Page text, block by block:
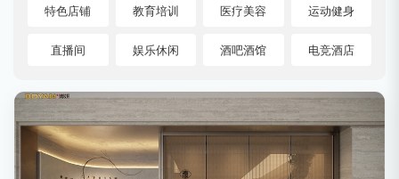
特色店铺 教育培训 医疗美容 运动健身
直播间 娱乐休闲 酒吧酒馆 电竞酒店